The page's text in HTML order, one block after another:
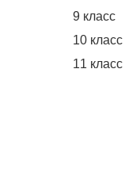
9 класс
10 класс
11 класс